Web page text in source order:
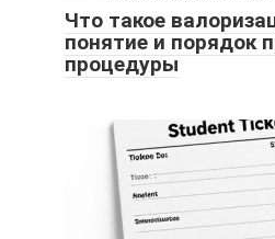
Что такое
понятие и порядок
процедуры